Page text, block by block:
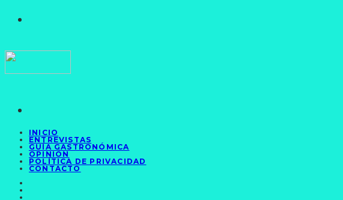
INICIO
ENTREVISTAS
GUÍA GASTRONÓMICA
OPINIÓN
POLÍTICA DE PRIVACIDAD
CONTACTO